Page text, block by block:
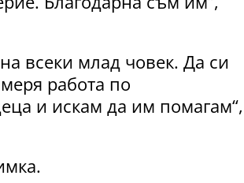
всеки млад човек. Да си
работа по
и искам да им помагам“,